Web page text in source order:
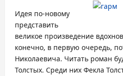
Идея по-новому
представить
великое произведение
конечно, в первую очередь,
Николаевича. Читать роман
Толстых. Среди них Фекла